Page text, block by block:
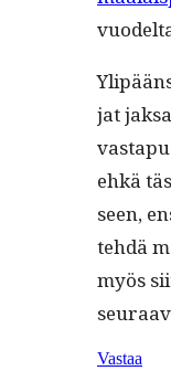
jat
ehkä
seen,
tehdä
myös
Vastaa